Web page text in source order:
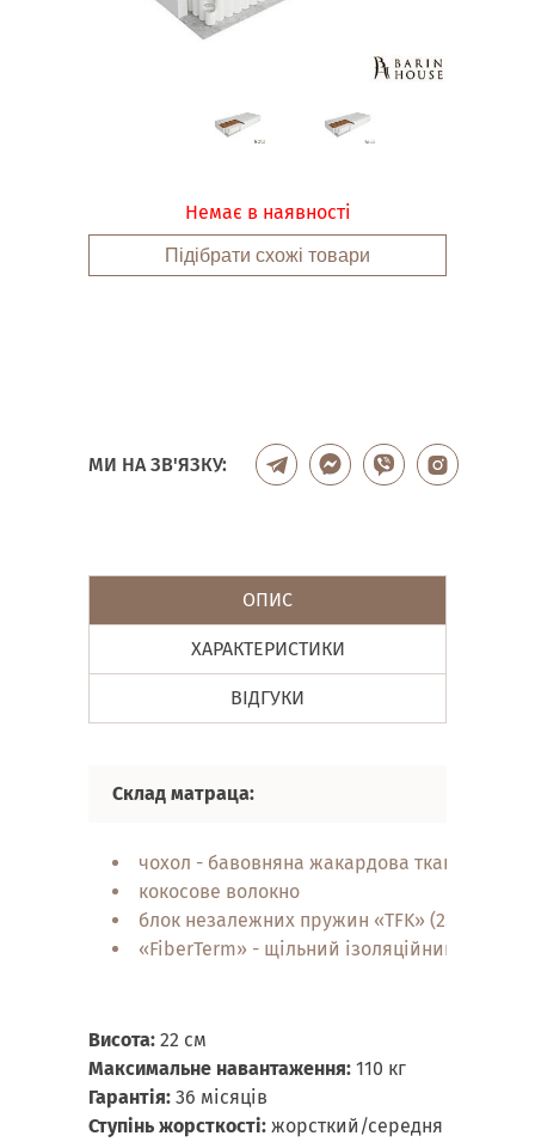
Немає в наявності
Підібрати схожі товари
МИ НА ЗВ'ЯЗКУ:
ОПИС
ХАРАКТЕРИСТИКИ
ВІДГУКИ
Склад матраца:
чохол - бавовняна жакардова тканина,
кокосове волокно
блок незалежних пружин «TFK» (256 шт/м2)
«FiberTerm» - щільний ізоляційний шар
Висота: 22 см
Максимальне навантаження: 110 кг
Гарантія: 36 місяців
Ступінь жорсткості: жорсткий/середня